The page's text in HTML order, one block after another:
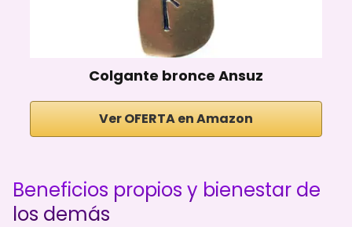
Colgante bronce Ansuz
Ver OFERTA en Amazon
Beneficios propios y bienestar de
los demás